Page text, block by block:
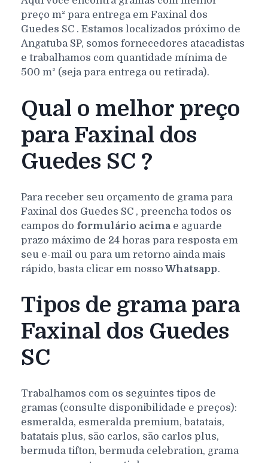
preço m² para entrega em Faxinal dos
Guedes SC . Estamos localizados próximo de
Angatuba SP, somos fornecedores atacadistas
e trabalhamos com quantidade mínima de
500 m² (seja para entrega ou retirada).
Qual o melhor preço
para Faxinal dos
Guedes SC ?
Para receber seu orçamento de grama para
Faxinal dos Guedes SC , preencha todos os
campos do formulário acima e aguarde
prazo máximo de 24 horas para resposta em
seu e-mail ou para um retorno ainda mais
rápido, basta clicar em nosso Whatsapp.
Tipos de grama para
Faxinal dos Guedes
SC
Trabalhamos com os seguintes tipos de
gramas (consulte disponibilidade e preços):
esmeralda, esmeralda premium, batatais,
batatais plus, são carlos, são carlos plus,
bermuda tifton, bermuda celebration, grama